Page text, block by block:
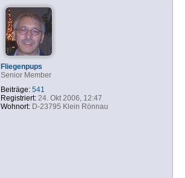
Fliegenpups
Senior Member
Beiträge: 541
Registriert:24. Okt 2006, 12:47
Wohnort:D-23795 Klein Rönnau